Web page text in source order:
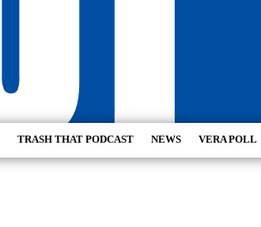
TRASH THAT PODCAST NEWS VERA POLL